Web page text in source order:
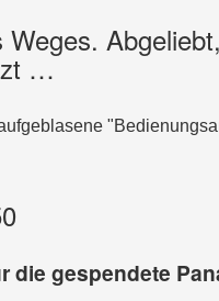
…
die gespendete